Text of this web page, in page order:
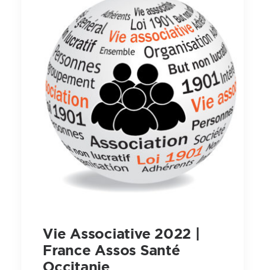
Vie Associative 2022 |
France Assos Santé